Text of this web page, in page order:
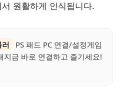
원활하게 인식됩니다.
PS 패드 PC 연결/설정게임
지금 바로 연결하고 즐기세요!